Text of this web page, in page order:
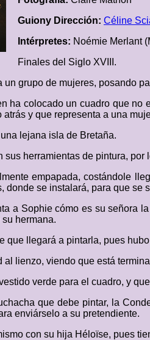
Guiony Dirección: Céline
Intérpretes: Noémie Merlant
Finales del Siglo XVIII.
un grupo de mujeres, posando
ha colocado un cuadro que
atrás y que representa a una
lejana isla de Bretaña.
sus herramientas de pintura,
empapada, costándole
donde se instalará, para que se
a Sophie cómo es su señora
hermana.
que llegará a pintarla, pues
lienzo, viendo que está
verde para el cuadro, y
que debe pintar, la
enviárselo a su pretendiente.
con su hija Héloïse, pues